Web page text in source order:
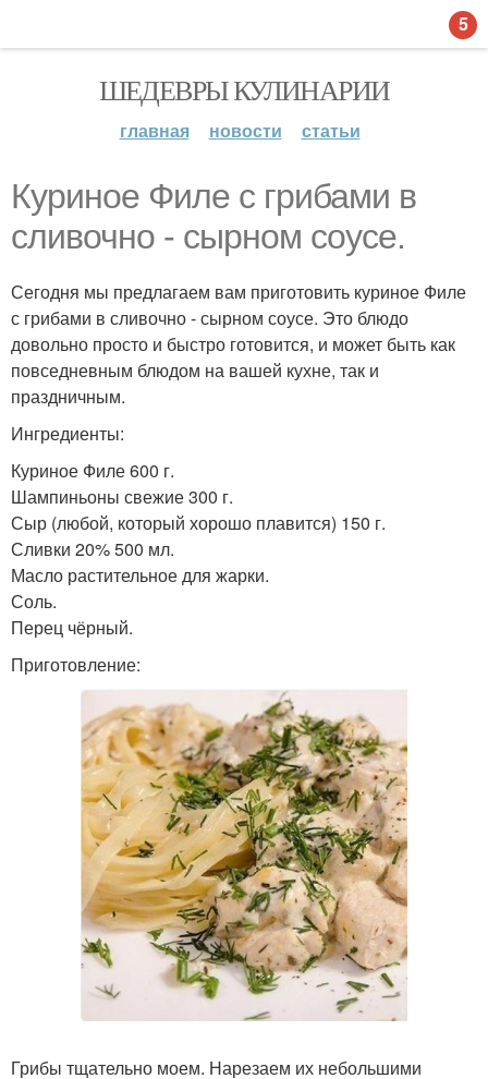
ШЕДЕВРЫ КУЛИНАРИИ
главная новости статьи
Куриное Филе с грибами в
сливочно - сырном соусе.
Сегодня мы предлагаем вам приготовить куриное Филе
с грибами в сливочно - сырном соусе. Это блюдо
довольно просто и быстро готовится, и может быть как
повседневным блюдом на вашей кухне, так и
праздничным.
Ингредиенты:
Куриное Филе 600 г.
Шампиньоны свежие 300 г.
Сыр (любой, который хорошо плавится) 150 г.
Сливки 20% 500 мл.
Масло растительное для жарки.
Соль.
Перец чёрный.
Приготовление:
Грибы тщательно моем. Нарезаем их небольшими
5